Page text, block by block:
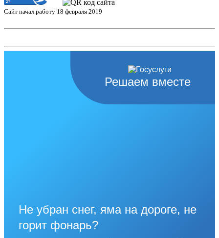
Сайт начал работу 18 февраля 2019
Решаем вместе
Не убран снег, яма на дороге, не
горит фонарь?